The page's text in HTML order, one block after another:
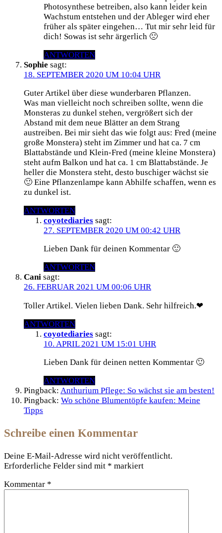
Photosynthese betreiben, also kann leider kein
Wachstum entstehen und der Ableger wird eher
früher als später eingehen… Tut mir sehr leid für
dich! Sowas ist sehr ärgerlich 🙁
ANTWORTEN
Sophie sagt:
18. SEPTEMBER 2020 UM 10:04 UHR
Guter Artikel über diese wunderbaren Pflanzen.
Was man vielleicht noch schreiben sollte, wenn die
Monsteras zu dunkel stehen, vergrößert sich der
Abstand mit dem neue Blätter an dem Strang
austreiben. Bei mir sieht das wie folgt aus: Fred (meine
große Monstera) steht im Zimmer und hat ca. 7 cm
Blattabstände und Klein-Fred (meine kleine Monstera)
steht aufm Balkon und hat ca. 1 cm Blattabstände. Je
heller die Monstera steht, desto buschiger wächst sie
🙂 Eine Pflanzenlampe kann Abhilfe schaffen, wenn es
zu dunkel ist.
ANTWORTEN
coyotediaries sagt:
27. SEPTEMBER 2020 UM 00:42 UHR
Lieben Dank für deinen Kommentar 🙂
ANTWORTEN
Cani sagt:
26. FEBRUAR 2021 UM 00:06 UHR
Toller Artikel. Vielen lieben Dank. Sehr hilfreich.❤
ANTWORTEN
coyotediaries sagt:
10. APRIL 2021 UM 15:01 UHR
Lieben Dank für deinen netten Kommentar 🙂
ANTWORTEN
Pingback: Anthurium Pflege: So wächst sie am besten!
Pingback: Wo schöne Blumentöpfe kaufen: Meine
Tipps
Schreibe einen Kommentar
Deine E-Mail-Adresse wird nicht veröffentlicht.
Erforderliche Felder sind mit * markiert
Kommentar *